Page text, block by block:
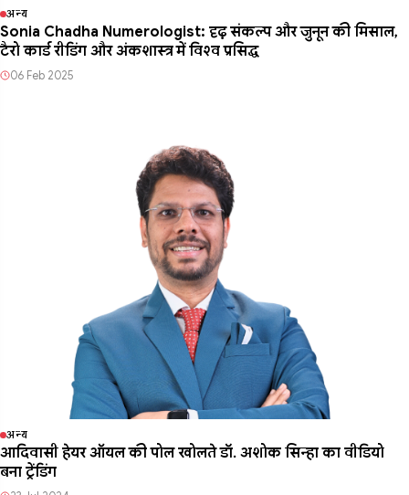
अन्य
Sonia Chadha Numerologist: दृढ़ संकल्प और जुनून की मिसाल,
टैरो कार्ड रीडिंग और अंकशास्त्र में विश्व प्रसिद्ध
06 Feb 2025
अन्य
आदिवासी हेयर ऑयल की पोल खोलते डॉ. अशोक सिन्हा का वीडियो
बना ट्रेंडिंग